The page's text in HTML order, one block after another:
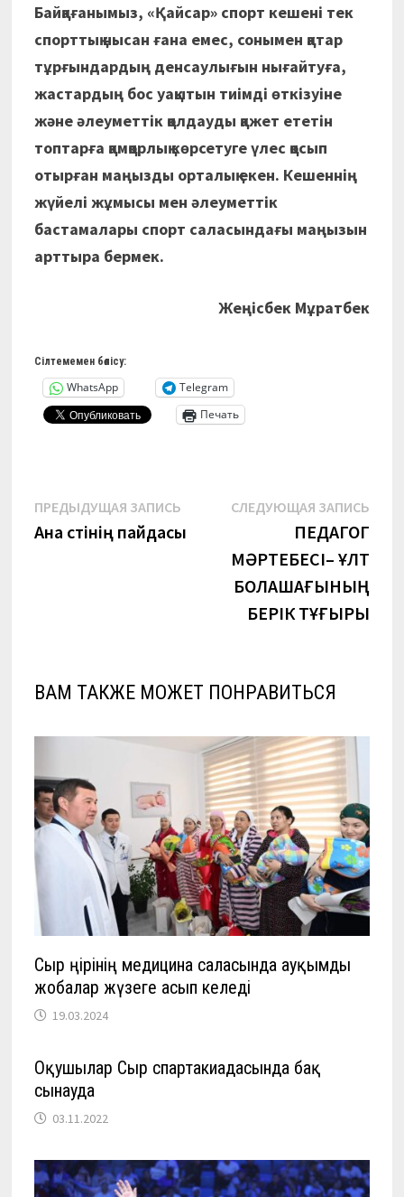
Байқағанымыз, «Қайсар» спорт кешені тек
спорттық нысан ғана емес, сонымен қатар
тұрғындардың денсаулығын нығайтуға,
жастардың бос уақытын тиімді өткізуіне
және әлеуметтік қолдауды қажет ететін
топтарға қамқорлық көрсетуге үлес қосып
отырған маңызды орталық екен. Кешеннің
жүйелі жұмысы мен әлеуметтік
бастамалары спорт саласындағы маңызын
арттыра бермек.
Жеңісбек Мұратбек
Сілтемемен бөлісу:
WhatsApp
Telegram
Печать
Навигация
по
ПРЕДЫДУЩАЯ ЗАПИСЬПредыдущая
запись:
Ана сүтінің пайдасы
СЛЕДУЮЩАЯ ЗАПИСЬ
ПЕДАГОГ
МӘРТЕБЕСІ– ҰЛТ
БОЛАШАҒЫНЫҢ
БЕРІК ТҰҒЫРЫ
ВАМ ТАКЖЕ МОЖЕТ ПОНРАВИТЬСЯ
Сыр өңірінің медицина саласында ауқымды
жобалар жүзеге асып келеді
19.03.2024
Оқушылар Сыр спартакиадасында бақ
сынауда
03.11.2022